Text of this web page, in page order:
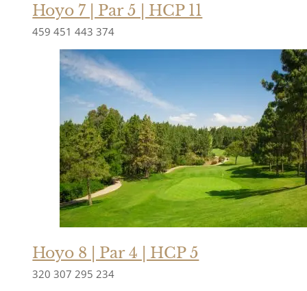
Hoyo 7 | Par 5 | HCP 11
459 451 443 374
Hoyo 8 | Par 4 | HCP 5
320 307 295 234